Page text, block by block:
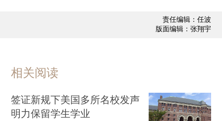
责任编辑：任波
版面编辑：张翔宇
相关阅读
签证新规下美国多所名校发声
明力保留学生学业